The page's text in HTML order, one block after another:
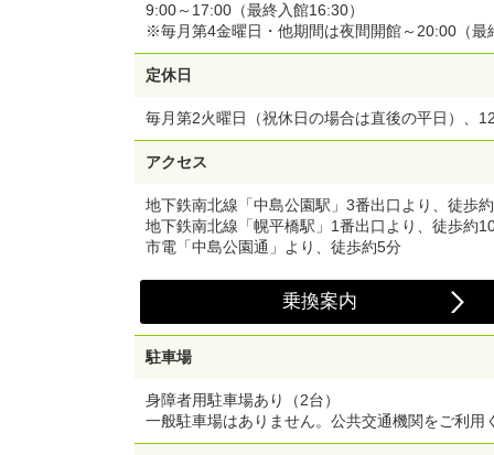
9:00～17:00（最終入館16:30）
※毎月第4金曜日・他期間は夜間開館～20:00（最
定休日
毎月第2火曜日（祝休日の場合は直後の平日）、
アクセス
地下鉄南北線「中島公園駅」3番出口より、徒歩
地下鉄南北線「幌平橋駅」1番出口より、徒歩約
市電「中島公園通」より、徒歩約5分
乗換案内
駐車場
身障者用駐車場あり（2台）
一般駐車場はありません。公共交通機関をご利用